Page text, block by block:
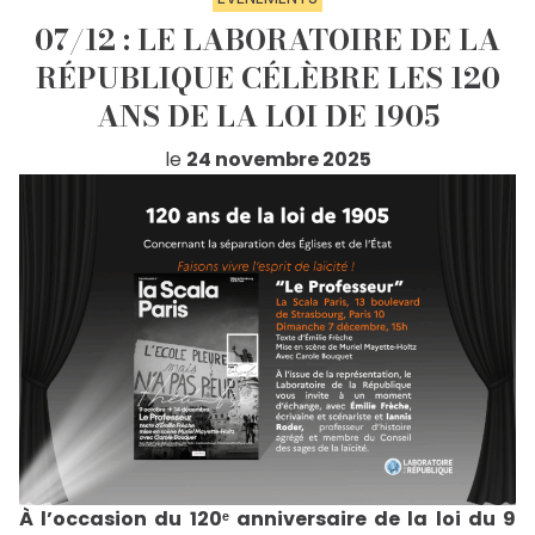
07/12 : LE LABORATOIRE DE LA
RÉPUBLIQUE CÉLÈBRE LES 120
ANS DE LA LOI DE 1905
le 24 novembre 2025
À l’occasion du 120ᵉ anniversaire de la loi du 9